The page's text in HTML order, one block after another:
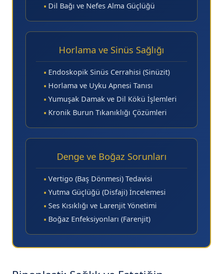
▪ Dil Bağı ve Nefes Alma Güçlüğü
Horlama ve Sinüs Sağlığı
▪ Endoskopik Sinüs Cerrahisi (Sinüzit)
▪ Horlama ve Uyku Apnesi Tanısı
▪ Yumuşak Damak ve Dil Kökü İşlemleri
▪ Kronik Burun Tıkanıklığı Çözümleri
Denge ve Boğaz Sorunları
▪ Vertigo (Baş Dönmesi) Tedavisi
▪ Yutma Güçlüğü (Disfaji) İncelemesi
▪ Ses Kısıklığı ve Larenjit Yönetimi
▪ Boğaz Enfeksiyonları (Farenjit)